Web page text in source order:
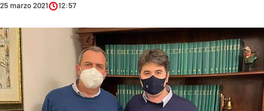
SOCIETÀ
CULTURA
ECONOMIA E LAVORO
25 marzo 2021 12:57